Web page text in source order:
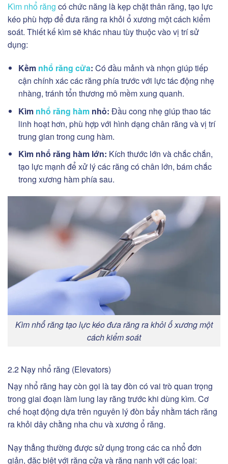
Kìm nhổ răng có chức năng là kẹp chặt thân răng, tạo lực
kéo phù hợp để đưa răng ra khỏi ổ xương một cách kiểm
soát. Thiết kế kìm sẽ khác nhau tùy thuộc vào vị trí sử
dụng:
Kềm nhổ răng cửa: Có đầu mảnh và nhọn giúp tiếp
cận chính xác các răng phía trước với lực tác động nhẹ
nhàng, tránh tổn thương mô mềm xung quanh.
Kìm nhổ răng hàmnhỏ: Đầu cong nhẹ giúp thao tác
linh hoạt hơn, phù hợp với hình dạng chân răng và vị trí
trung gian trong cung hàm.
Kìm nhổ răng hàm lớn: Kích thước lớn và chắc chắn,
tạo lực mạnh để xử lý các răng có chân lớn, bám chắc
trong xương hàm phía sau.
Kìm nhổ răng tạo lực kéo đưa răng ra khỏi ổ xương một
cách kiểm soát
2.2 Nạy nhổ răng (Elevators)
Nạy nhổ răng hay còn gọi là tay đòn có vai trò quan trọng
trong giai đoạn làm lung lay răng trước khi dùng kìm. Cơ
chế hoạt động dựa trên nguyên lý đòn bẩy nhằm tách răng
ra khỏi dây chằng nha chu và xương ổ răng.
Nạy thẳng thường được sử dụng trong các ca nhổ đơn
giản, đặc biệt với răng cửa và răng nanh với các loại: